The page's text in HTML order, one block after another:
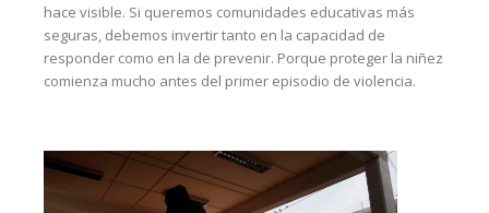
hace visible. Si queremos comunidades educativas más
seguras, debemos invertir tanto en la capacidad de
responder como en la de prevenir. Porque proteger la niñez
comienza mucho antes del primer episodio de violencia.